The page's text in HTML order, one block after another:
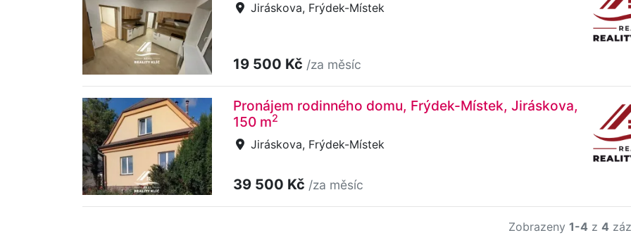
Jiráskova, Frýdek-Místek
19 500 Kč /za měsíc
Pronájem rodinného domu, Frýdek-Místek, Jiráskova,
150 m2
Jiráskova, Frýdek-Místek
39 500 Kč /za měsíc
Zobrazeny 1-4 z 4